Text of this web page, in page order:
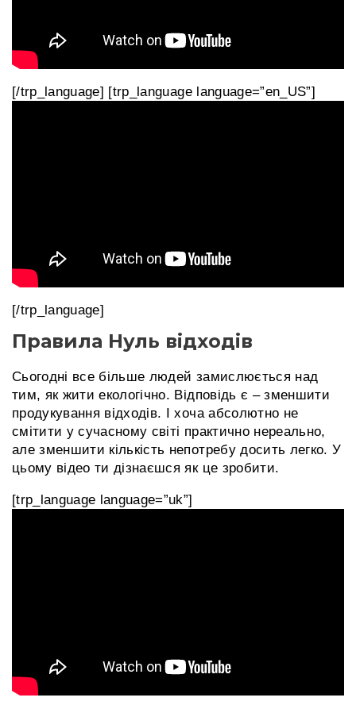
C
L
I
[/trp_language] [trp_language language=”en_US”]
[/trp_language]
Правила Нуль відходів
Сьогодні все більше людей замислюється над
тим, як жити екологічно. Відповідь є – зменшити
продукування відходів. І хоча абсолютно не
смітити у сучасному світі практично нереально,
але зменшити кількість непотребу досить легко. У
цьому відео ти дізнаєшся як це зробити.
[trp_language language=”uk”]